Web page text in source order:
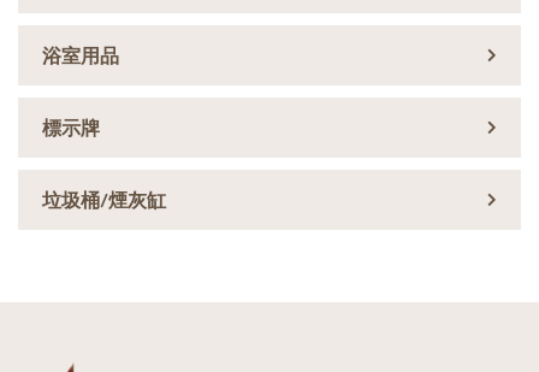
浴室用品
標示牌
垃圾桶/煙灰缸